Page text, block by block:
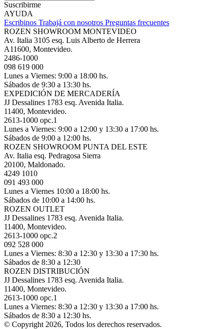
Suscribirme
AYUDA
Escribinos Trabajá con nosotros Preguntas frecuentes
ROZEN SHOWROOM MONTEVIDEO
Av. Italia 3105 esq. Luis Alberto de Herrera
A11600, Montevideo.
2486-1000
098 619 000
Lunes a Viernes: 9:00 a 18:00 hs.
Sábados de 9:30 a 13:30 hs.
EXPEDICIÓN DE MERCADERÍA
JJ Dessalines 1783 esq. Avenida Italia.
11400, Montevideo.
2613-1000 opc.1
Lunes a Viernes: 9:00 a 12:00 y 13:30 a 17:00 hs.
Sábados de 9:00 a 12:00 hs.
ROZEN SHOWROOM PUNTA DEL ESTE
Av. Italia esq. Pedragosa Sierra
20100, Maldonado.
4249 1010
091 493 000
Lunes a Viernes 10:00 a 18:00 hs.
Sábados de 10:00 a 14:00 hs.
ROZEN OUTLET
JJ Dessalines 1783 esq. Avenida Italia.
11400, Montevideo.
2613-1000 opc.2
092 528 000
Lunes a Viernes: 8:30 a 12:30 y 13:30 a 17:30 hs.
Sábados de 8:30 a 12:30
ROZEN DISTRIBUCIÓN
JJ Dessalines 1783 esq. Avenida Italia.
11400, Montevideo.
2613-1000 opc.1
Lunes a Viernes: 8:30 a 12:30 y 13:30 a 17:00 hs.
Sábados de 8:30 a 12:30 hs.
© Copyright 2026, Todos los derechos reservados.